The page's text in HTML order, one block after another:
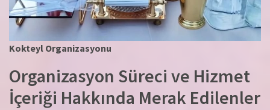
Kokteyl Organizasyonu
Organizasyon Süreci ve Hizmet
İçeriği Hakkında Merak Edilenler